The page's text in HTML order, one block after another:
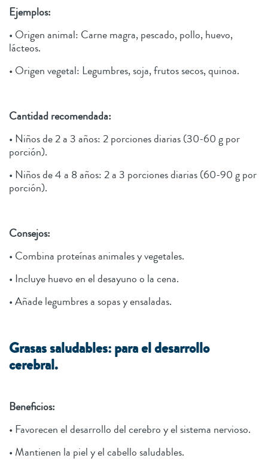
Ejemplos:
• Origen animal: Carne magra, pescado, pollo, huevo,
lácteos.
• Origen vegetal: Legumbres, soja, frutos secos, quinoa.
Cantidad recomendada:
• Niños de 2 a 3 años: 2 porciones diarias (30-60 g por
porción).
• Niños de 4 a 8 años: 2 a 3 porciones diarias (60-90 g por
porción).
Consejos:
• Combina proteínas animales y vegetales.
• Incluye huevo en el desayuno o la cena.
• Añade legumbres a sopas y ensaladas.
Grasas saludables: para el desarrollo
cerebral.
Beneficios:
• Favorecen el desarrollo del cerebro y el sistema nervioso.
• Mantienen la piel y el cabello saludables.